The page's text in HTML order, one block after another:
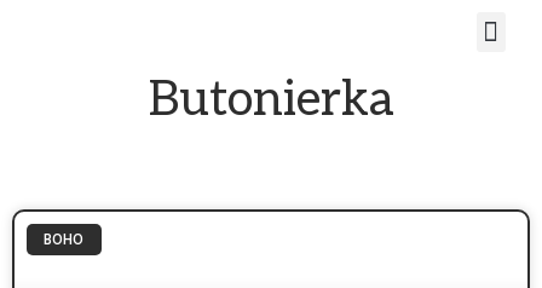
Butonierka
BOHO